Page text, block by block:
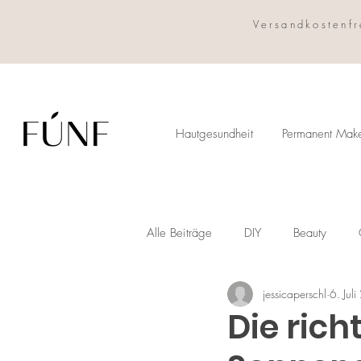
Hautgesundheit Permanent
Alle Beiträge DIY Beauty
Die
jessicaperschl 6. Juli